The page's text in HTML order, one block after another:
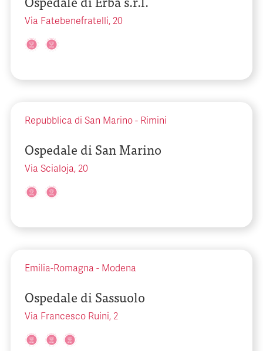
Via Fatebenefratelli, 20
Repubblica di San Marino - Rimini
Ospedale di San Marino
Via Scialoja, 20
Emilia-Romagna - Modena
Ospedale di Sassuolo
Via Francesco Ruini, 2